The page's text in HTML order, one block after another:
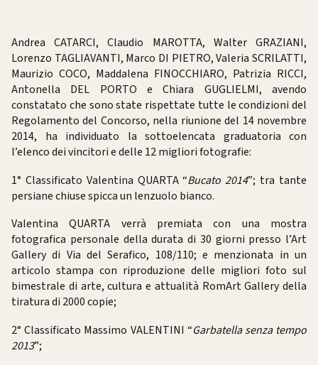
Andrea CATARCI, Claudio MAROTTA, Walter GRAZIANI,
Lorenzo TAGLIAVANTI, Marco DI PIETRO, Valeria SCRILATTI,
Maurizio COCO, Maddalena FINOCCHIARO, Patrizia RICCI,
Antonella DEL PORTO e Chiara GUGLIELMI, avendo
constatato che sono state rispettate tutte le condizioni del
Regolamento del Concorso, nella riunione del 14 novembre
2014, ha individuato la sottoelencata graduatoria con
l’elenco dei vincitori e delle 12 migliori fotografie:
1° Classificato Valentina QUARTA “Bucato 2014”; tra tante
persiane chiuse spicca un lenzuolo bianco.
Valentina QUARTA verrà premiata con una mostra
fotografica personale della durata di 30 giorni presso l’Art
Gallery di Via del Serafico, 108/110; e menzionata in un
articolo stampa con riproduzione delle migliori foto sul
bimestrale di arte, cultura e attualità RomArt Gallery della
tiratura di 2000 copie;
2° Classificato Massimo VALENTINI “Garbatella senza tempo
2013”;